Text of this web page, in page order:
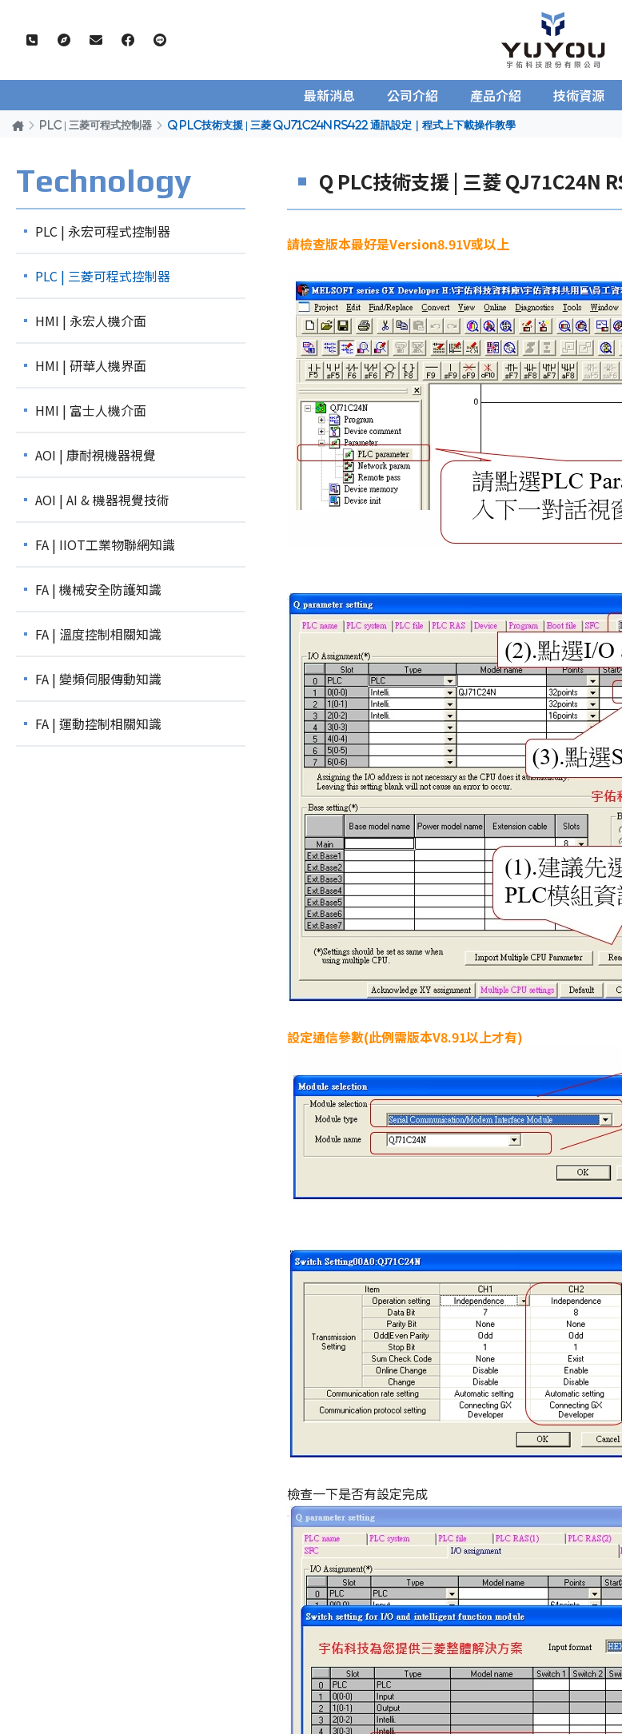
最新消息 公司介紹 產品介紹 技術資源
PLC | 三菱可程式控制器 Q PLC技術支援 | 三菱 QJ71C24N RS422 通訊設定｜程式上下載操作教學
Technology
PLC | 永宏可程式控制器
PLC | 三菱可程式控制器
HMI | 永宏人機介面
HMI | 研華人機界面
HMI | 富士人機介面
AOI | 康耐視機器視覺
AOI | AI & 機器視覺技術
FA | IIOT工業物聯網知識
FA | 機械安全防護知識
FA | 溫度控制相關知識
FA | 變頻伺服傳動知識
FA | 運動控制相關知識
Q PLC技術支援 | 三菱 QJ71C24N
請檢查版本最好是Version8.91V或以上
設定通信參數(此例需版本V8.91以上才有)
檢查一下是否有設定完成